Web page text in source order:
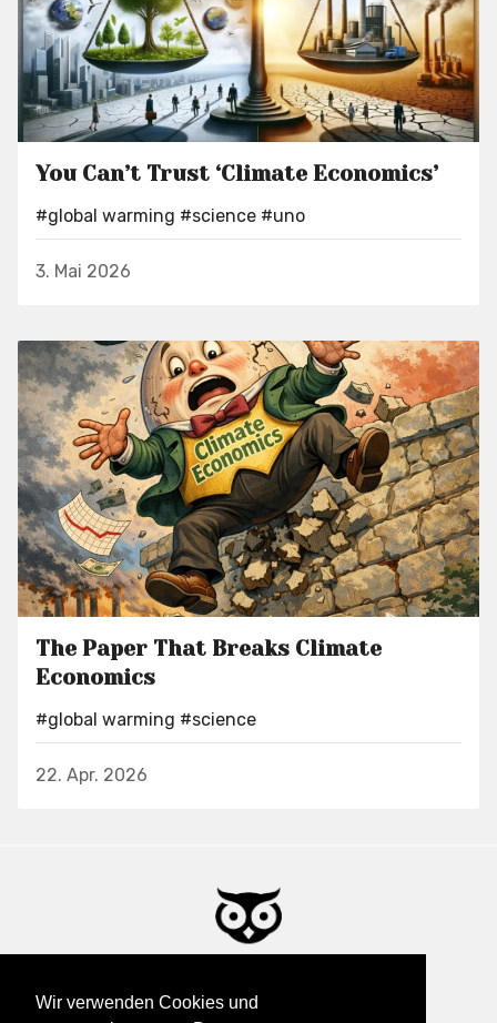
Wir verwenden Cookies und
You Can’t Trust ‘Climate Economics’
#global warming #science #uno
3. Mai 2026
The Paper That Breaks Climate
Economics
#global warming #science
22. Apr. 2026